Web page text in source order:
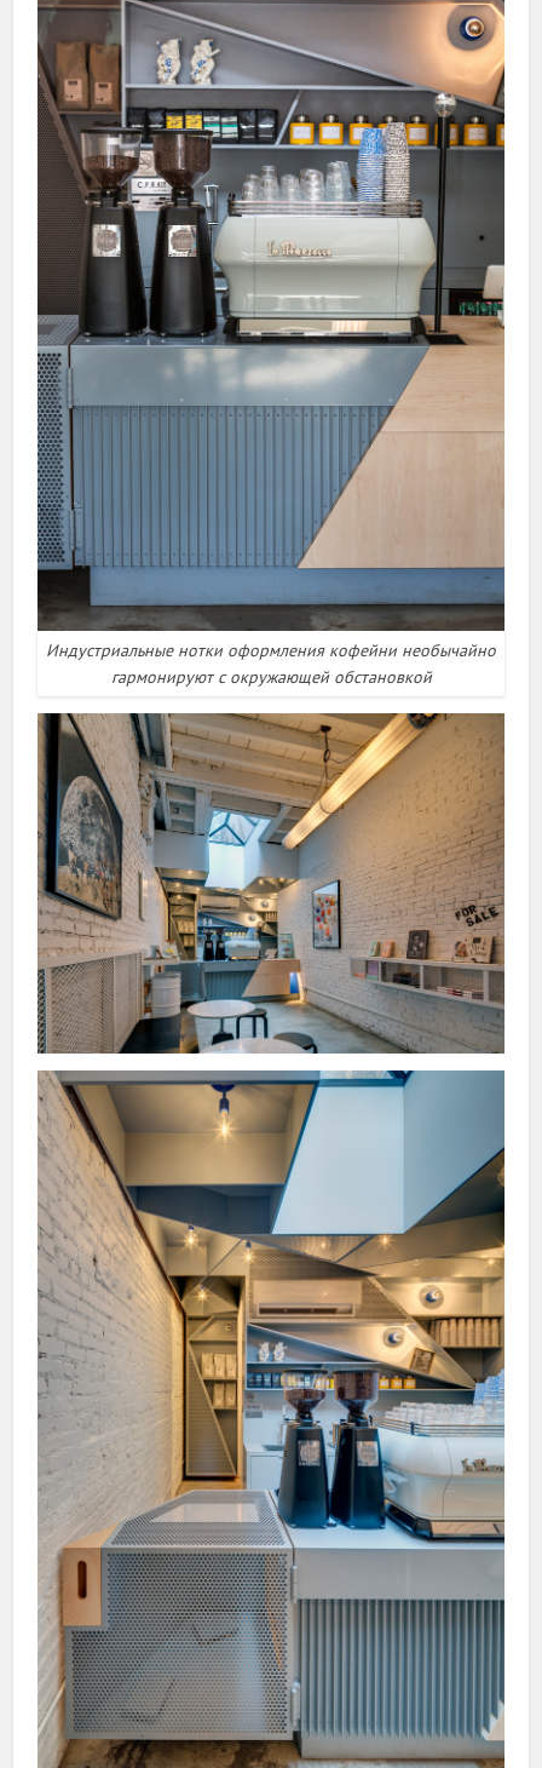
Индустриальные нотки оформления кофейни необычайно
гармонируют с окружающей обстановкой